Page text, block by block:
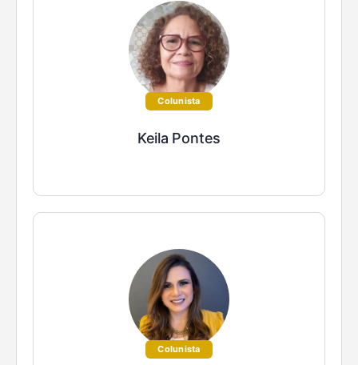
Colunista
Keila Pontes
Colunista